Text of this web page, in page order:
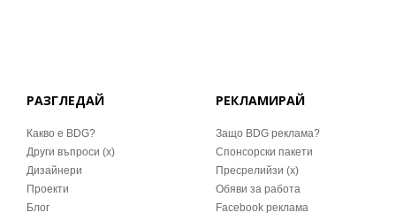
РАЗГЛЕДАЙ
Какво е BDG?
Други въпроси (x)
Дизайнери
Проекти
Блог
РЕКЛАМИРАЙ
Защо BDG реклама?
Спонсорски пакети
Пресрелийзи (x)
Обяви за работа
Facebook реклама